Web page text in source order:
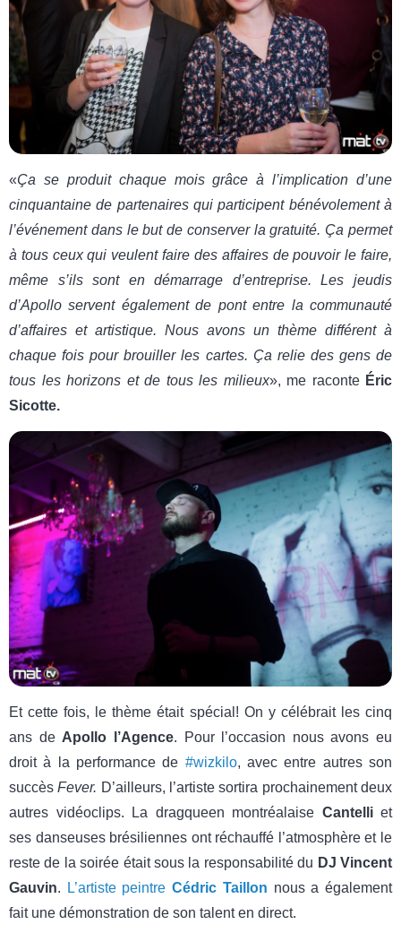
«Ça se produit chaque mois grâce à l’implication d’une
cinquantaine de partenaires qui participent bénévolement à
l’événement dans le but de conserver la gratuité. Ça permet
à tous ceux qui veulent faire des affaires de pouvoir le faire,
même s’ils sont en démarrage d’entreprise. Les jeudis
d’Apollo servent également de pont entre la communauté
d’affaires et artistique. Nous avons un thème différent à
chaque fois pour brouiller les cartes. Ça relie des gens de
tous les horizons et de tous les milieux», me raconte Éric
Sicotte.
Et cette fois, le thème était spécial! On y célébrait les cinq
ans de Apollo l’Agence. Pour l’occasion nous avons eu
droit à la performance de #wizkilo, avec entre autres son
succèsFever. D’ailleurs, l’artiste sortira prochainement deux
autres vidéoclips. La dragqueen montréalaise Cantelliet
ses danseuses brésiliennes ont réchauffé l’atmosphère et le
reste de la soirée était sous la responsabilité du DJ Vincent
Gauvin. L’artiste peintre Cédric Taillon nous a également
fait une démonstration de son talent en direct.